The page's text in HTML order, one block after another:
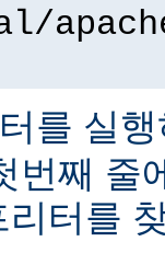
를 실
번째 줄
터를